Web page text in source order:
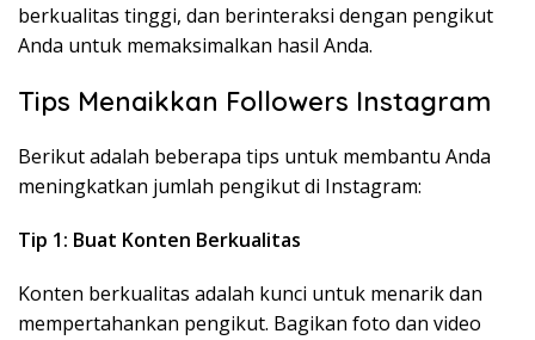
berkualitas tinggi, dan berinteraksi dengan pengikut
Anda untuk memaksimalkan hasil Anda.
Tips Menaikkan Followers Instagram
Berikut adalah beberapa tips untuk membantu Anda
meningkatkan jumlah pengikut di Instagram:
Tip 1: Buat Konten Berkualitas
Konten berkualitas adalah kunci untuk menarik dan
mempertahankan pengikut. Bagikan foto dan video